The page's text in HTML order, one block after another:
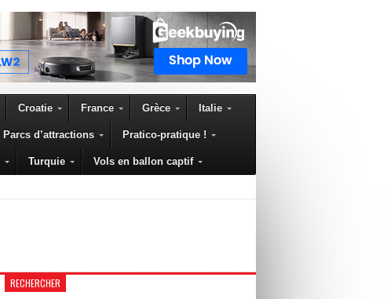
Croatie France Grèce Italie
Parcs d’attractions Pratico-pratique !
Turquie Vols en ballon captif
RECHERCHER